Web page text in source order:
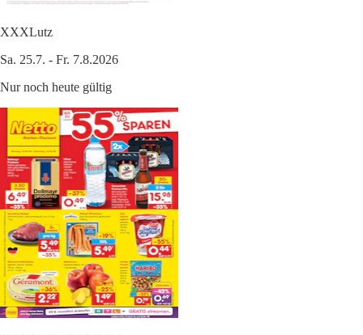
XXXLutz
Sa. 25.7. - Fr. 7.8.2026
Nur noch heute gültig